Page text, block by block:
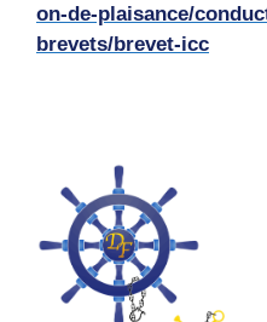
on-de-plaisance/
brevets/brevet-icc